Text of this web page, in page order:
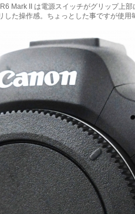
Mark II は電源スイッチがグリップ上
した操作感。ちょっとした事ですが使